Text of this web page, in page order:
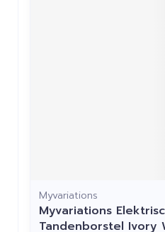
Myvariations
Myvariations
Tandenborstel Ivory